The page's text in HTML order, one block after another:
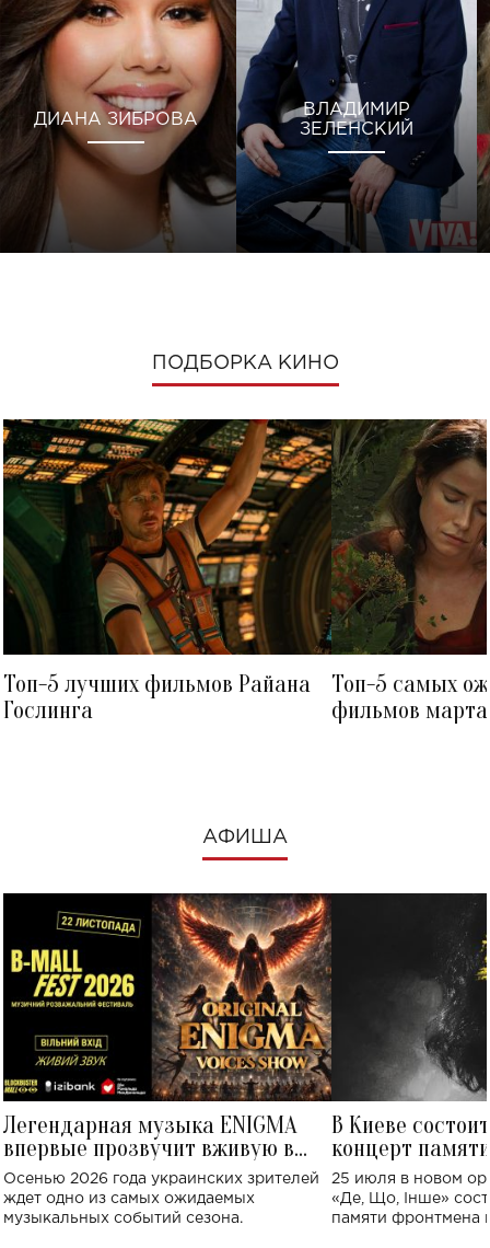
ДИАНА ЗИБРОВА
ВЛАДИМИР
ЗЕЛЕНСКИЙ
ПОДБОРКА КИНО
Топ-5 лучших фильмов Райана
Гослинга
Топ-5 самых
фильмов
АФИША
Легендарная музыка ENIGMA
впервые прозвучит вживую в
Украине: где состоится концерт
Осенью 2026 года украинских зрителей
ждет одно из самых ожидаемых
музыкальных событий сезона.
В Киеве
концерт
Клименко:
исполнят песни
25 июля в новом
«Де, Що, Інше»
памяти фронтмена